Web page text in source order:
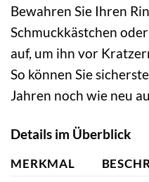
Bewahren Sie Ihren
Schmuckkästchen
auf, um ihn vor
So können Sie
Jahren noch wie neu
Details im Überblick
MERKMAL